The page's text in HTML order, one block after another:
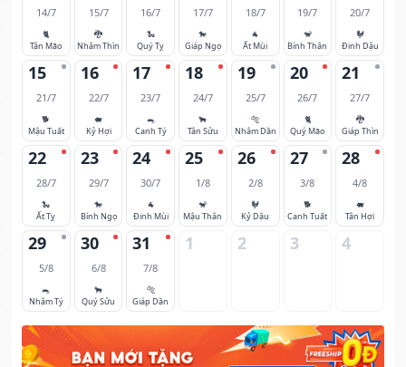
14/7
🐈
Tân Mão
15/7
🐉
Nhâm Thìn
16/7
🐍
Quý Tỵ
17/7
🐎
Giáp Ngọ
18/7
🐐
Ất Mùi
19/7
🐒
Bính Thân
20/7
🐓
Đinh Dậu
15
21/7
🐕
Mậu Tuất
16
22/7
🐖
Kỷ Hợi
17
23/7
🐀
Canh Tý
18
24/7
🐂
Tân Sửu
19
25/7
🐅
Nhâm Dần
20
26/7
🐈
Quý Mão
21
27/7
🐉
Giáp Thìn
22
28/7
🐍
Ất Tỵ
23
29/7
🐎
Bính Ngọ
24
30/7
🐐
Đinh Mùi
25
1/8
🐒
Mậu Thân
26
2/8
🐓
Kỷ Dậu
27
3/8
🐕
Canh Tuất
28
4/8
🐖
Tân Hợi
29
5/8
🐀
Nhâm Tý
30
6/8
🐂
Quý Sửu
31
7/8
🐅
Giáp Dần
1 2 3 4